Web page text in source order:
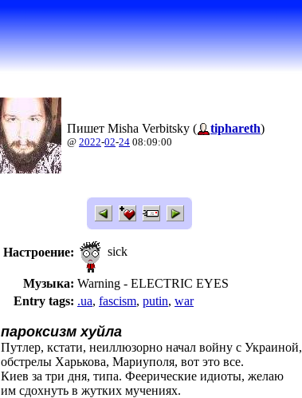
Пишет Misha Verbitsky ( tiphareth)
@ 2022-02-24 08:09:00
Настроение: sick
Музыка: Warning - ELECTRIC EYES
Entry tags: .ua, fascism, putin, war
пароксизм хуйла
Путлер, кстати, неиллюзорно начал войну с Украиной,
обстрелы Харькова, Мариуполя, вот это все.
Киев за три дня, типа. Феерические идиоты, желаю
им сдохнуть в жутких мучениях.